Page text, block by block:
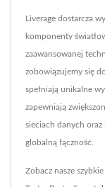
Liverage dostarcza
komponenty
zaawansowanej
zobowiązujemy się
spełniają unikalne
zapewniają
sieciach danych
globalną łączność.
Zobacz nasze